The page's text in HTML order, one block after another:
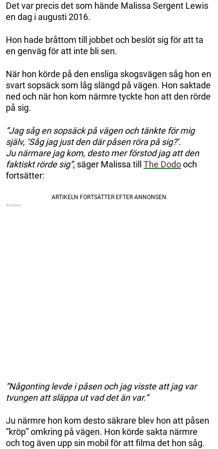
Det var precis det som hände Malissa Sergent Lewis
en dag i augusti 2016.
Hon hade bråttom till jobbet och beslöt sig för att ta
en genväg för att inte bli sen.
När hon körde på den ensliga skogsvägen såg hon en
svart sopsäck som låg slängd på vägen. Hon saktade
ned och när hon kom närmre tyckte hon att den rörde
på sig.
”Jag såg en sopsäck på vägen och tänkte för mig
själv, ‘Såg jag just den där påsen röra på sig?’.
Ju närmare jag kom, desto mer förstod jag att den
faktiskt rörde sig”, säger Malissa till The Dodooch
fortsätter:
”Någonting levde i påsen och jag visste att jag var
tvungen att släppa ut vad det än var.”
Ju närmre hon kom desto säkrare blev hon att påsen
”kröp” omkring på vägen. Hon körde sakta närmre
och tog även upp sin mobil för att filma det hon såg.